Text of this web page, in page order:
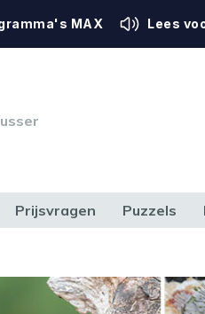
MAX Lees
Prijsvragen Puzzels